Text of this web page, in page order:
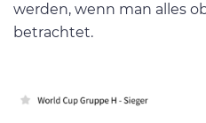
werden, wenn man alles
betrachtet.